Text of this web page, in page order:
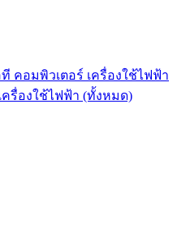
คอมพิวเตอร์ เครื่องใช้ไฟฟ้า
ครื่องใช้ไฟฟ้า (ทั้งหมด)